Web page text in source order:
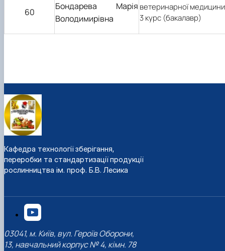
60
Бондарева Марія
Володимирівна
ветеринарної
3 курс (бакалавр)
Кафедра технології зберігання,
переробки та стандартизації продукції
рослинництва ім. проф. Б.В. Лесика
03041, м. Київ, вул. Героїв Оборони,
13, навчальний корпус № 4, кімн. 78